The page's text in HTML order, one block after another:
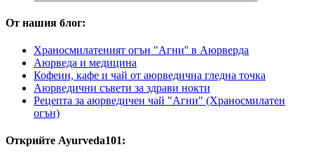
От нашия блог:
Храносмилатеният огън "Агни'' в Аюрверда
Аюрведа и медицина
Кофеин, кафе и чай от аюрведична гледна точка
Аюрведични съвети за здрави нокти
Рецепта за аюрведичен чай "Агни" (Храносмилатен
огън)
Открийте Ayurveda101: